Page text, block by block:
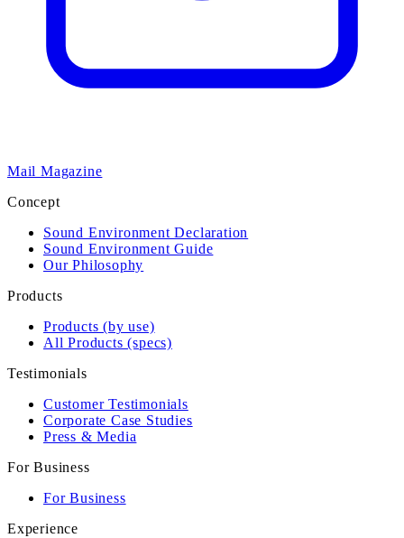
Mail Magazine
Concept
Sound Environment Declaration
Sound Environment Guide
Our Philosophy
Products
Products (by use)
All Products (specs)
Testimonials
Customer Testimonials
Corporate Case Studies
Press & Media
For Business
For Business
Experience